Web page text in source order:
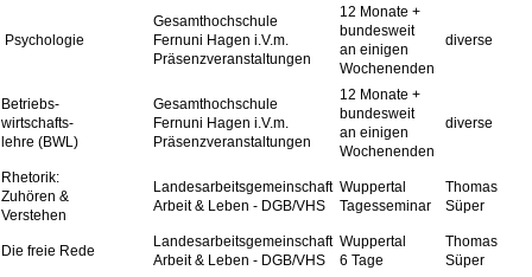
Psychologie
Gesamthochschule
Fernuni Hagen i.V.m.
Präsenzveranstaltungen
12 Monate +
bundesweit
an einigen
Wochenenden
diverse
Betriebs-
wirtschafts-
lehre (BWL)
Gesamthochschule
Fernuni Hagen i.V.m.
Präsenzveranstaltungen
12 Monate +
bundesweit
an einigen
Wochenenden
diverse
Rhetorik:
Zuhören &
Verstehen
Landesarbeitsgemeinschaft
Arbeit & Leben - DGB/VHS
Wuppertal
Tagesseminar
Thomas
Süper
Die freie Rede
Landesarbeitsgemeinschaft
Arbeit & Leben - DGB/VHS
Wuppertal
6 Tage
Thomas
Süper